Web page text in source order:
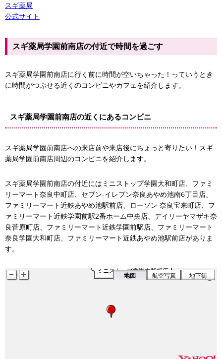
スギ薬局
公式サイト
スギ薬局学園前南店の付近で時間を過ごす
スギ薬局学園前南店に行く前に時間が空いちゃった！っていうとき
に時間がつぶせる近くのコンビニやカフェを紹介します。
スギ薬局学園前南店の近くにあるコンビニ
スギ薬局学園前南店への来店前や来店後にちょっと寄りたい！スギ
薬局学園前南店周辺のコンビニを紹介します。
スギ薬局学園前南店の付近にはミニストップ学園大和町店、ファミ
リーマート奈良中町店、セブン-イレブン奈良あやめ池南6丁目店、
ファミリーマート近鉄あやめ池駅前店、ローソン 奈良宝来町店、フ
ァミリーマート近鉄学園前駅2番ホーム中央店、デイリーヤマザキ奈
良菅原町店、ファミリーマート近鉄学園前駅店、ファミリーマート
奈良学園大和町店、ファミリーマート近鉄あやめ池駅前店がありま
す。
ミニストップ学園大和町店
地図 航空写真 地下街